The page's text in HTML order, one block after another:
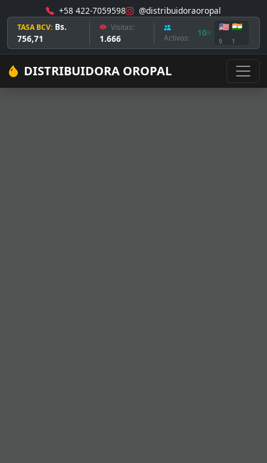
+58 422-7059598 @distribuidoraoropal
TASA BCV: Bs.
756,71
Visitas:
1.666 Activos: 10
🇺🇸
9
🇮🇳
1
DISTRIBUIDORA OROPAL